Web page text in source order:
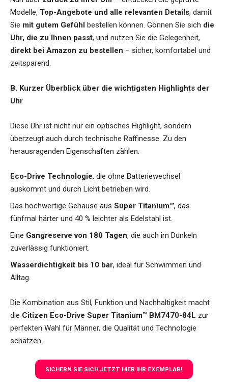
Modelle, Top-Angebote und alle relevanten Details, damit
Sie mit gutem Gefühl bestellen können. Gönnen Sie sich die
Uhr, die zu Ihnen passt, und nutzen Sie die Gelegenheit,
direkt bei Amazon zu bestellen – sicher, komfortabel und
zeitsparend.
B. Kurzer Überblick über die wichtigsten Highlights der
Uhr
Diese Uhr ist nicht nur ein optisches Highlight, sondern
überzeugt auch durch technische Raffinesse. Zu den
herausragenden Eigenschaften zählen:
Eco-Drive Technologie, die ohne Batteriewechsel
auskommt und durch Licht betrieben wird.
Das hochwertige Gehäuse aus Super Titanium™, das
fünfmal härter und 40 % leichter als Edelstahl ist.
Eine Gangreserve von 180 Tagen, die auch im Dunkeln
zuverlässig funktioniert.
Wasserdichtigkeit bis 10 bar, ideal für Schwimmen und
Alltag.
Die Kombination aus Stil, Funktion und Nachhaltigkeit macht
die Citizen Eco-Drive Super Titanium™ BM7470-84L zur
perfekten Wahl für Männer, die Qualität und Technologie
schätzen.
SICHERN SIE SICH JETZT HIER IHR EXEMPLAR!